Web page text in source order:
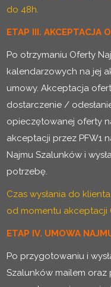
do 48h.
ETAP III. AKCEPTACJA
Po otrzymaniu Oferty
kalendarzowych na jej
umowy. Akceptacja
dostarczenie /
opieczętowanej oferty
akceptacji przez PFW1
Najmu Szalunków i
potrzebę.
Czas wysłania do
od momentu akceptacji
ETAP IV. UMOWA
Po przygotowaniu i
Szalunków mailem oraz